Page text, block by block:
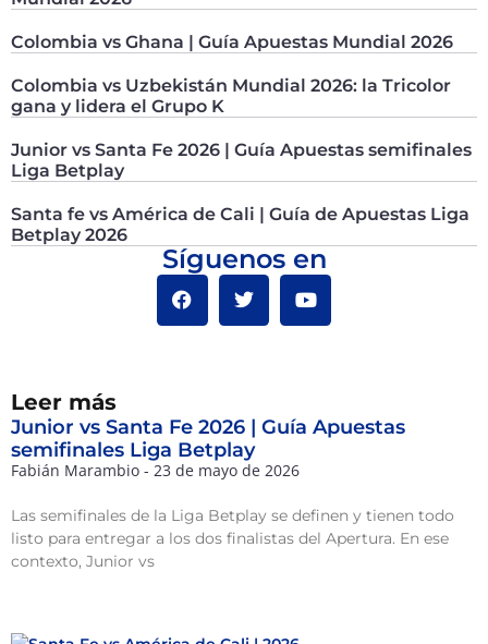
Colombia vs Ghana | Guía Apuestas Mundial 2026
Colombia vs Uzbekistán Mundial 2026: la Tricolor
gana y lidera el Grupo K
Junior vs Santa Fe 2026 | Guía Apuestas semifinales
Liga Betplay
Santa fe vs América de Cali | Guía de Apuestas Liga
Betplay 2026
Síguenos en
Leer más
Junior vs Santa Fe 2026 | Guía Apuestas
semifinales Liga Betplay
Fabián Marambio 23 de mayo de 2026
Las semifinales de la Liga Betplay se definen y tienen todo
listo para entregar a los dos finalistas del Apertura. En ese
contexto, Junior vs